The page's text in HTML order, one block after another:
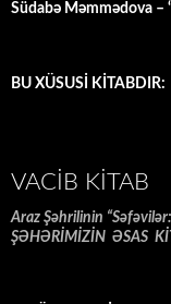
Südabə Məmmədova –
BU XÜSUSİ KİTABDIR:
VACIB KITAB
Araz Şəhrilinin
ŞƏHƏRİMİZİN ƏSAS